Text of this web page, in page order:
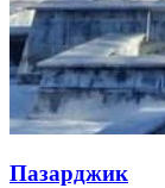
Пазарджик